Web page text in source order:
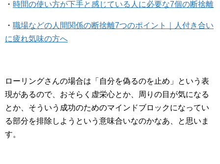
・ 時間の使い方が下手と感じている人に必要な7個の断捨離
・ 職場などの人間関係の断捨離7つのポイント｜人付き合い
に疲れ気味の方へ
ローリングさんの場合は「自分を偽るのを止め」という表
現があるので、おそらく虚栄心とか、周りの目が気になる
とか、そういう成功のためのマインドブロックになってい
る部分を排除しようという意味合いなのかなあ、と思いま
す。